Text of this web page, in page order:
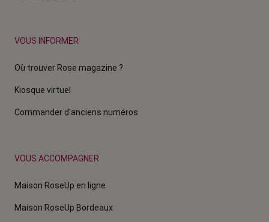
VOUS INFORMER
Où trouver Rose magazine ?
Kiosque virtuel
Commander d'anciens numéros
VOUS ACCOMPAGNER
Maison RoseUp en ligne
Maison RoseUp Bordeaux